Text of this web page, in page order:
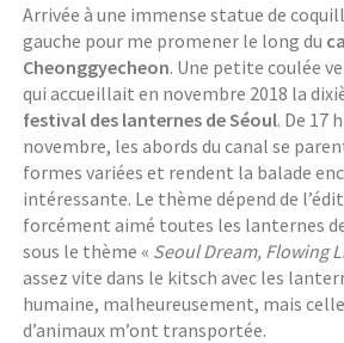
Arrivée à une immense statue de
gauche pour me promener le long du
Cheonggyecheon. Une petite coulée
qui accueillait en novembre 2018 la
festival des lanternes de Séoul. De 17
novembre, les abords du canal se
formes variées et rendent la balade
intéressante. Le thème dépend de
forcément aimé toutes les lanternes
sous le thème « SeoulDream, Flowing
assez vite dans le kitsch avec les
humaine, malheureusement, mais
d’animaux m’ont transportée.